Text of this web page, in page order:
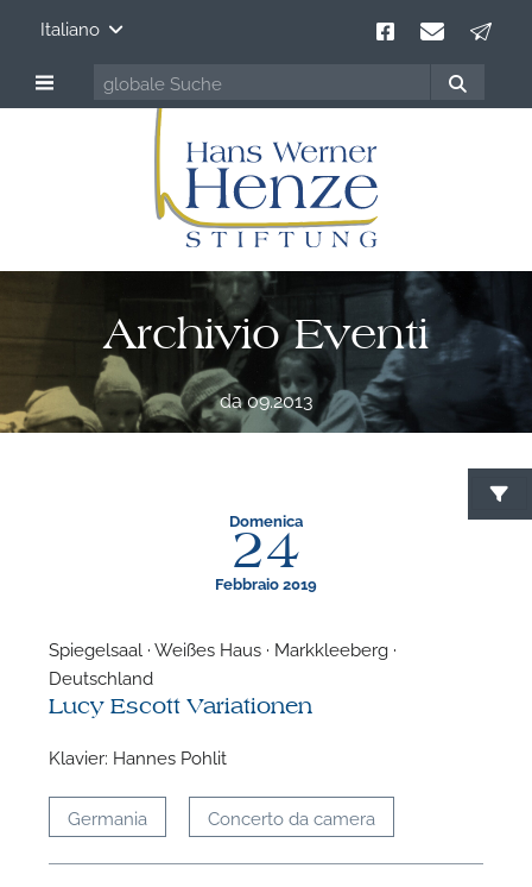
Italiano
Archivio Eventi
da 09.2013
Domenica
24
Febbraio 2019
Spiegelsaal · Weißes Haus · Markkleeberg ·
Deutschland
Lucy Escott Variationen
Klavier: Hannes Pohlit
Germania Concerto da camera